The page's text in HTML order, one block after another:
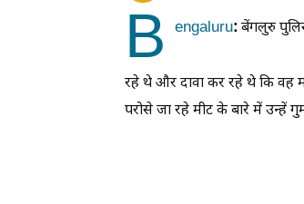
B engaluru:बेंगलुरु
रहे थे और दावा कर रहे थे कि वह
परोसे जा रहे मीट के बारे में उन्हें